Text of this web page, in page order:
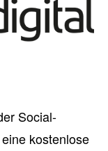
Social-
kostenlose